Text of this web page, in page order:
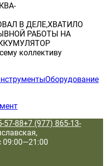
В ДЕЛЕ,ХВАТИЛО
РАБОТЫ НА
коллективу
Оборудование
57-88+7 (977) 865-13-
09:00—21:00